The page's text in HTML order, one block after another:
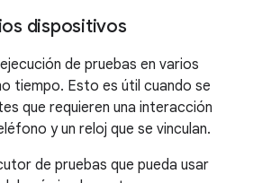
dispositivos
de pruebas en varios
tiempo. Esto es útil cuando se
que requieren una interacción
y un reloj que se vinculan.
de pruebas que pueda usar